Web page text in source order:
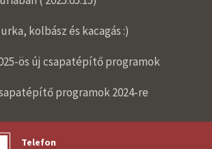
kolbász és kacagás :)
ös új csapatépítő programok
programok 2024-re
Telefon